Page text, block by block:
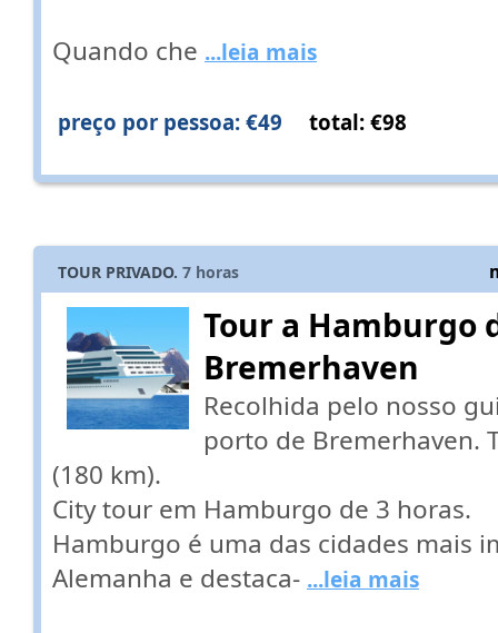
Quando che ...leia mais
preço por pessoa: €49 total: €98
TOUR PRIVADO. 7 horas
Tour a Hamburgo
Bremerhaven
Recolhida pelo nosso
porto de Bremerhaven.
(180 km).
City tour em Hamburgo de 3 horas.
Hamburgo é uma das cidades mais
Alemanha e destaca- ...leia mais